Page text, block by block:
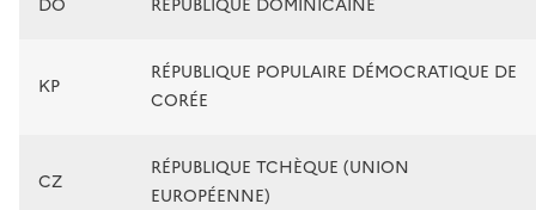
KP
RÉPUBLIQUE POPULAIRE DÉMOCRATIQUE DE
CORÉE
CZ
RÉPUBLIQUE TCHÈQUE (UNION
EUROPÉENNE)